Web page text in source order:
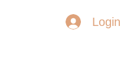
Login